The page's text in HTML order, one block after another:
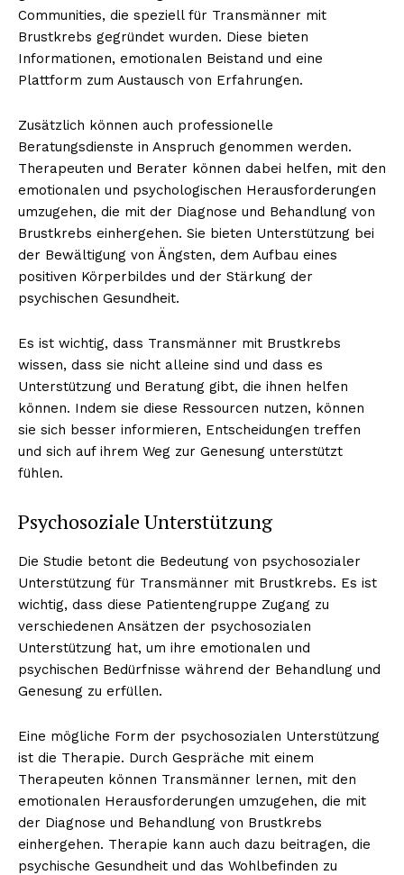
NEWSLETTER ABONNIEREN
Inhalte
Communities, die speziell für Transmänner mit
Brustkrebs gegründet wurden. Diese bieten
Informationen, emotionalen Beistand und eine
Plattform zum Austausch von Erfahrungen.
Zusätzlich können auch professionelle
Beratungsdienste in Anspruch genommen werden.
Therapeuten und Berater können dabei helfen, mit den
emotionalen und psychologischen Herausforderungen
umzugehen, die mit der Diagnose und Behandlung von
Brustkrebs einhergehen. Sie bieten Unterstützung bei
der Bewältigung von Ängsten, dem Aufbau eines
positiven Körperbildes und der Stärkung der
psychischen Gesundheit.
Es ist wichtig, dass Transmänner mit Brustkrebs
wissen, dass sie nicht alleine sind und dass es
Unterstützung und Beratung gibt, die ihnen helfen
können. Indem sie diese Ressourcen nutzen, können
sie sich besser informieren, Entscheidungen treffen
und sich auf ihrem Weg zur Genesung unterstützt
fühlen.
Psychosoziale Unterstützung
Die Studie betont die Bedeutung von psychosozialer
Unterstützung für Transmänner mit Brustkrebs. Es ist
wichtig, dass diese Patientengruppe Zugang zu
verschiedenen Ansätzen der psychosozialen
Unterstützung hat, um ihre emotionalen und
psychischen Bedürfnisse während der Behandlung und
Genesung zu erfüllen.
Eine mögliche Form der psychosozialen Unterstützung
ist die Therapie. Durch Gespräche mit einem
Therapeuten können Transmänner lernen, mit den
emotionalen Herausforderungen umzugehen, die mit
der Diagnose und Behandlung von Brustkrebs
einhergehen. Therapie kann auch dazu beitragen, die
psychische Gesundheit und das Wohlbefinden zu